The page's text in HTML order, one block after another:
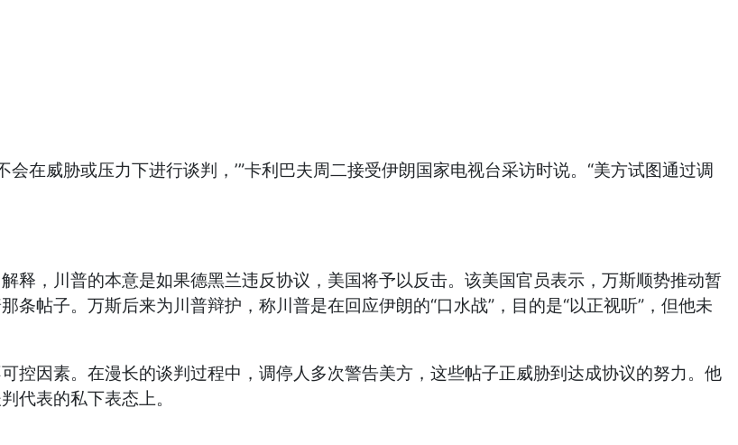
在威胁或压力下进行谈判，’”卡利巴夫周二接受伊朗国家电视台采访时说。“美方试图通过调
释，川普的本意是如果德黑兰违反协议，美国将予以反击。该美国官员表示，万斯顺势推动暂
帖子。万斯后来为川普辩护，称川普是在回应伊朗的“口水战”，目的是“以正视听”，但他未
控因素。在漫长的谈判过程中，调停人多次警告美方，这些帖子正威胁到达成协议的努力。他
代表的私下表态上。